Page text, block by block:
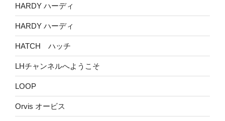
HARDY ハーディ
HARDY ハーディ
HATCH ハッチ
LHチャンネルへようこそ
LOOP
Orvis オービス